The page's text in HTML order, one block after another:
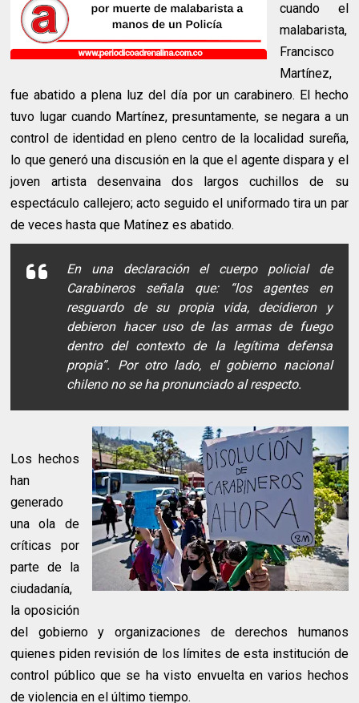
cuando el
malabarista,
Francisco
Martínez,
fue abatido a plena luz del día por un carabinero. El hecho
tuvo lugar cuando Martínez, presuntamente, se negara a un
control de identidad en pleno centro de la localidad sureña,
lo que generó una discusión en la que el agente dispara y el
joven artista desenvaina dos largos cuchillos de su
espectáculo callejero; acto seguido el uniformado tira un par
de veces hasta que Matínez es abatido.
En una declaración el cuerpo policial de
Carabineros señala que: “los agentes en
resguardo de su propia vida, decidieron y
debieron hacer uso de las armas de fuego
dentro del contexto de la legítima defensa
propia”. Por otro lado, el gobierno nacional
chileno no se ha pronunciado al respecto.
Los hechos
han
generado
una ola de
críticas por
parte de la
ciudadanía,
la oposición
del gobierno y organizaciones de derechos humanos
quienes piden revisión de los límites de esta institución de
control público que se ha visto envuelta en varios hechos
de violencia en el último tiempo.